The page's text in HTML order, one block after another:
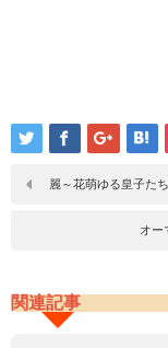
麗～花萌ゆる皇子た
オー
関連記事